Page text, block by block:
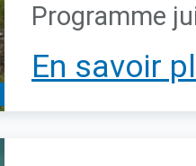
Programme
En savoir